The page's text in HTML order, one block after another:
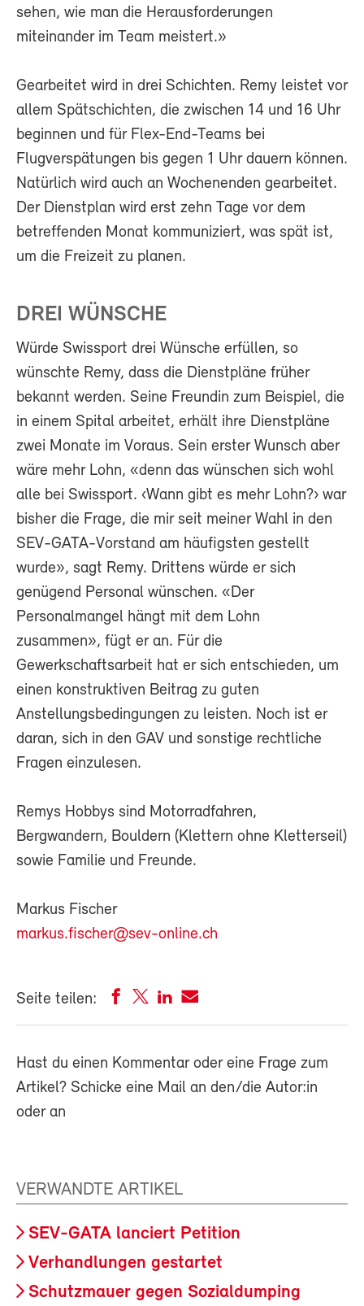
sehen, wie man die Herausforderungen
miteinander im Team meistert.»
Gearbeitet wird in drei Schichten. Remy leistet vor
allem Spätschichten, die zwischen 14 und 16 Uhr
beginnen und für Flex-End-Teams bei
Flugverspätungen bis gegen 1 Uhr dauern können.
Natürlich wird auch an Wochenenden gearbeitet.
Der Dienstplan wird erst zehn Tage vor dem
betreffenden Monat kommuniziert, was spät ist,
um die Freizeit zu planen.
DREI WÜNSCHE
Würde Swissport drei Wünsche erfüllen, so
wünschte Remy, dass die Dienstpläne früher
bekannt werden. Seine Freundin zum Beispiel, die
in einem Spital arbeitet, erhält ihre Dienstpläne
zwei Monate im Voraus. Sein erster Wunsch aber
wäre mehr Lohn, «denn das wünschen sich wohl
alle bei Swissport. ‹Wann gibt es mehr Lohn?› war
bisher die Frage, die mir seit meiner Wahl in den
SEV-GATA-Vorstand am häufigsten gestellt
wurde», sagt Remy. Drittens würde er sich
genügend Personal wünschen. «Der
Personalmangel hängt mit dem Lohn
zusammen», fügt er an. Für die
Gewerkschaftsarbeit hat er sich entschieden, um
einen konstruktiven Beitrag zu guten
Anstellungsbedingungen zu leisten. Noch ist er
daran, sich in den GAV und sonstige rechtliche
Fragen einzulesen.
Remys Hobbys sind Motorradfahren,
Bergwandern, Bouldern (Klettern ohne Kletterseil)
sowie Familie und Freunde.
Markus Fischer
markus.fischer@sev-online.ch
Seite teilen:
Hast du einen Kommentar oder eine Frage zum
Artikel? Schicke eine Mail an den/die Autor:in
oder an
VERWANDTE ARTIKEL
SEV-GATA lanciert Petition
Verhandlungen gestartet
Schutzmauer gegen Sozialdumping